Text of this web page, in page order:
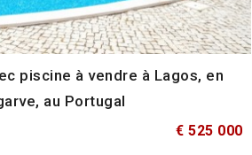
piscine à vendre à Lagos, en
au Portugal
€ 525 000